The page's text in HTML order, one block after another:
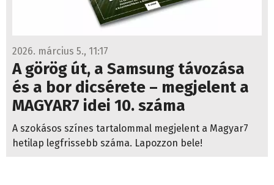
2026. március 5., 11:17
A görög út, a Samsung távozása
és a bor dicsérete – megjelent a
MAGYAR7 idei 10. száma
A szokásos színes tartalommal megjelent a Magyar7
hetilap legfrissebb száma. Lapozzon bele!